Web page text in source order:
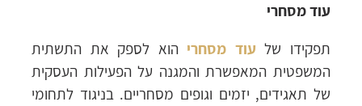
עוד מסחרי
תפקידו של עוד מסחרי הוא לספק את התשתית
המשפטית המאפשרת והמגנה על הפעילות העסקית
של תאגידים, יזמים וגופים מסחריים. בניגוד לתחומי